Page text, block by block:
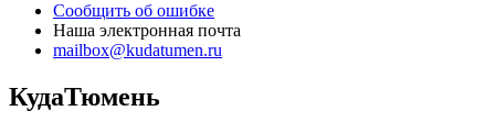
Сообщить об ошибке
Наша электронная почта
mailbox@kudatumen.ru
КудаТюмень